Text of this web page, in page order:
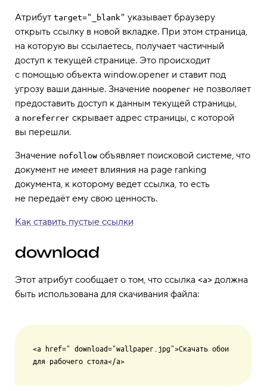
Атрибут target="_blank" указывает браузеру
открыть ссылку в новой вкладке. При этом страница,
на которую вы ссылаетесь, получает частичный
доступ к текущей странице. Это происходит
с помощью объекта window.opener и ставит под
угрозу ваши данные. Значение noopener не позволяет
предоставить доступ к данным текущей страницы,
а noreferrer скрывает адрес страницы, с которой
вы перешли.
Значение nofollow объявляет поисковой системе, что
документ не имеет влияния на page ranking
документа, к которому ведет ссылка, то есть
не передаёт ему свою ценность.
Как ставить пустые ссылки
download
Этот атрибут сообщает о том, что ссылка <a> должна
быть использована для скачивания файла:
<a href=" download="wallpaper.jpg">Скачать обои